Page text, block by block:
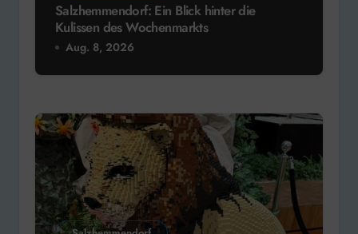
Salzhemmendorf: Ein Blick hinter die
Kulissen des Wochenmarkts
Aug. 8, 2026